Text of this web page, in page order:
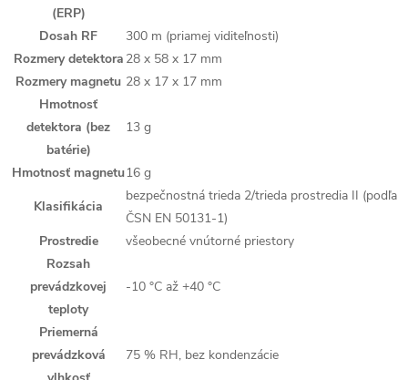
(ERP)
Dosah RF
300 m (priamej viditeľnosti)
Rozmery detektora 28 x 58 x 17 mm
Rozmery magnetu 28 x 17 x 17 mm
Hmotnosť
detektora (bez
batérie)
13 g
Hmotnosť magnetu16 g
Klasifikácia
bezpečnostná trieda 2/trieda prostredia II (podľa
ČSN EN 50131-1)
Prostredie
všeobecné vnútorné priestory
Rozsah
prevádzkovej
teploty
-10 °C až +40 °C
Priemerná
prevádzková
75 % RH, bez kondenzácie